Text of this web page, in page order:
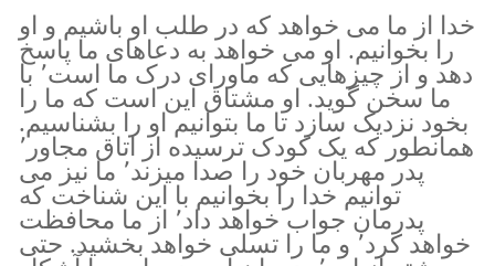
خدا از ما می خواهد که در طلب او باشیم و او
را بخوانیم. او می خواهد به دعاهای ما پاسخ
دهد و از چیزهایی که ماورای درک ما است٬ با
ما سخن گوید. او مشتاق این است که ما را
بخود نزدیک سازد تا ما بتوانیم او را بشناسیم.
همانطور که یک کودک ترسیده از اتاق مجاور٬
پدر مهربان خود را صدا میزند٬ ما نیز می
توانیم خدا را بخوانیم با این شناخت که
پدرمان جواب خواهد داد٬ از ما محافظت
خواهد کرد٬ و ما را تسلی خواهد بخشید. حتی